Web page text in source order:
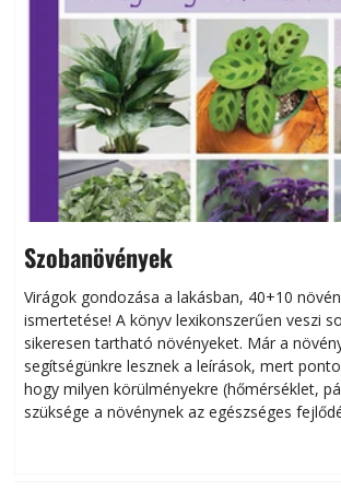
Szobanövények
Virágok gondozása a lakásban, 40+10
ismertetése! A könyv lexikonszerűen veszi
sikeresen tart­ha­tó növényeket. Már a
segítségünkre lesznek a leírások, mert
hogy milyen körülményekre (hőmérséklet,
szüksége a növénynek az egészséges